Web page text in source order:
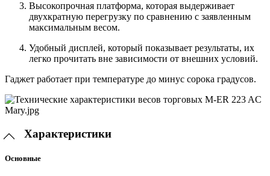
Высокопрочная платформа, которая выдерживает
двухкратную перегрузку по сравнению с заявленным
максимальным весом.
Удобный дисплей, который показывает результаты, их
легко прочитать вне зависимости от внешних условий.
Гаджет работает при температуре до минус сорока градусов.
Характеристики
Основные